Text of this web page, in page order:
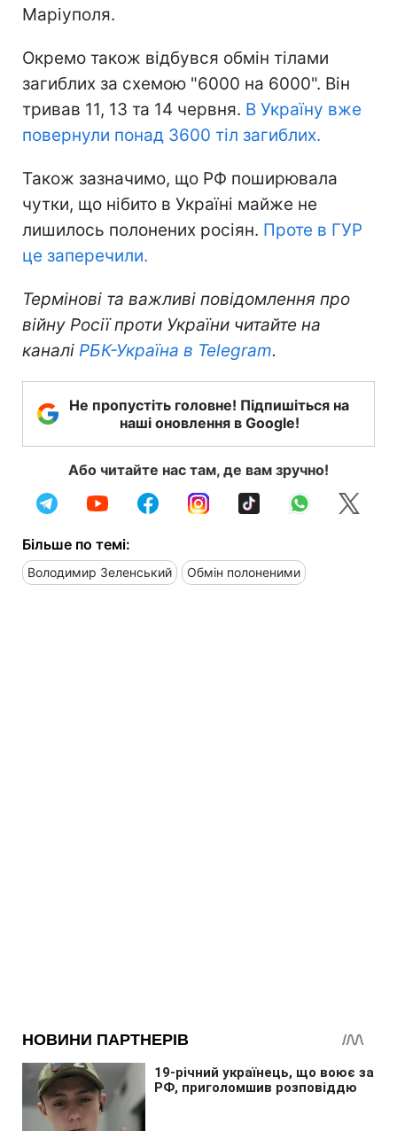
Маріуполя.
Окремо також відбувся обмін тілами
загиблих за схемою "6000 на 6000". Він
тривав 11, 13 та 14 червня. В Україну вже
повернули понад 3600 тіл загиблих.
Також зазначимо, що РФ поширювала
чутки, що нібито в Україні майже не
лишилось полонених росіян. Проте в ГУР
це заперечили.
Термінові та важливі повідомлення про
війну Росії проти України читайте на
каналі РБК-Україна в Telegram.
Не пропустіть головне! Підпишіться на
наші оновлення в Google!
Або читайте нас там, де вам зручно!
Більше по темі:
Володимир Зеленський Обмін полоненими